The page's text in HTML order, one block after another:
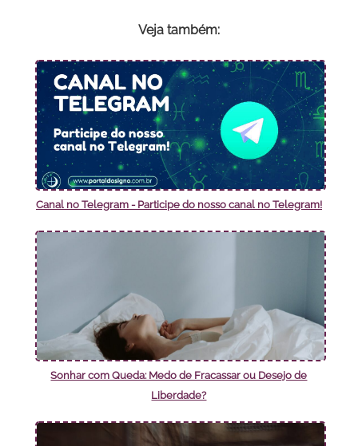
Veja também:
Canal no Telegram - Participe do nosso canal no Telegram!
Sonhar com Queda: Medo de Fracassar ou Desejo de
Liberdade?